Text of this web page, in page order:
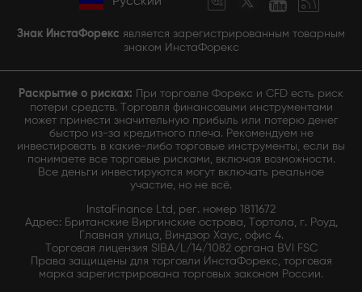
Знак ИнстаФорекс является зарегистрированным товарным
знаком ИнстаФорекс
Раскрытие о рисках: При торговле Форекс и CFD есть риск
потери средств. Торговля финансовыми инструментами
может принести значительную прибыль или потерю денег
быстро из-за кредитного плеча. Рекомендуем не
инвестировать в какие-либо торговые инструменты, если вы
понимаете все торговые рисками, включая возможности.
Все деньги инвестируются могут включать реальное
участие, но не всё.
InstaFinance Ltd, рег. номер 1811672
Адрес: Британские Виргинские острова, Тортола, г. Роуд,
Главная улица, Виндзор Хаус, офис 4.
Торговая лицензия SIBA/L/14/1082 органа BVI FSC
Права защищены для торговли ИнстаФорекс, торговая
марка зарегистрирована торговых законом России.